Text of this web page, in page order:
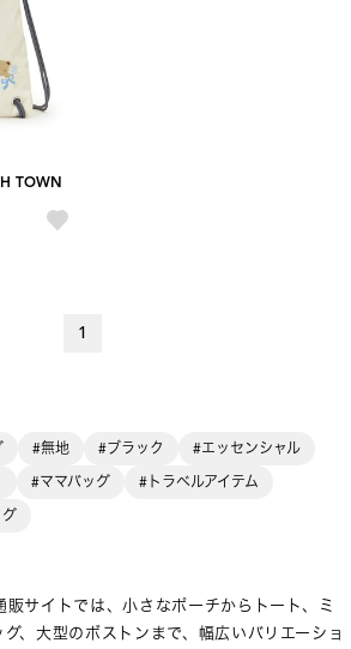
TOWN
1
#無地 #ブラック
#エッセンシャル
#ママバッグ
#トラベルアイテム
販サイトでは、小さなポーチからトート、ミ
、大型のボストンまで、幅広いバリエーショ